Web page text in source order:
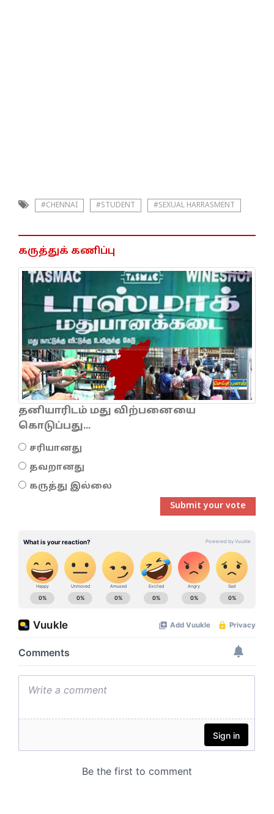
#CHENNAI #STUDENT #SEXUAL HARRASMENT
கருத்துக் கணிப்பு
தனியாரிடம் மது விற்பனையை
கொடுப்பது...
சரியானது
தவறானது
கருத்து இல்லை
Submit your vote